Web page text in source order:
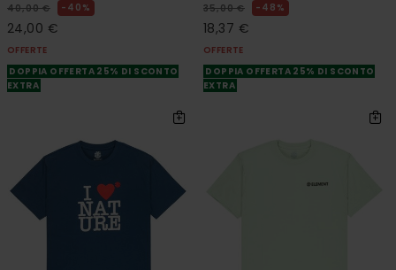
40,00 € 40%
24,00 €
OFFERTE
DOPPIA OFFERTA 25% DI SCONTO
EXTRA
35,00 € 48%
18,37 €
OFFERTE
DOPPIA OFFERTA 25% DI SCONTO
EXTRA